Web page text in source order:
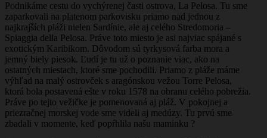
Podnikáme cestu do vychýrenej časti ostrova, La Pelosa. Tu sme
zaparkovali na platenom parkovisku priamo nad jednou z
najkrajších pláži nielen Sardínie, ale aj celého Stredomoria –
Spiaggia della Pelosa. Práve toto miesto je asi najviac spájané s
exotickým Karibikom. Dôvodom sú tyrkysová farba mora a
jemný biely piesok. Ľudí je tu už o poznanie viac, ako na
ostatných miestach, ktoré sme pochodili. Priamo z pláže máme
výhľad na malý ostrovček s aragónskou vežou Torre Pelosa,
ktorá bola postavená ešte v roku 1578 na obranu celého pobrežia.
Práve po tejto vežičke je pomenovaná aj pláž. V pokojnej a
priezračnej morskej vode sme videli aj medúzy. Tu prvú sme
zbadali v momente, keď popŕhlila našu maminku ?